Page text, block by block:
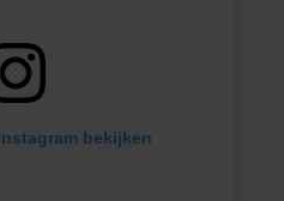
bekijken